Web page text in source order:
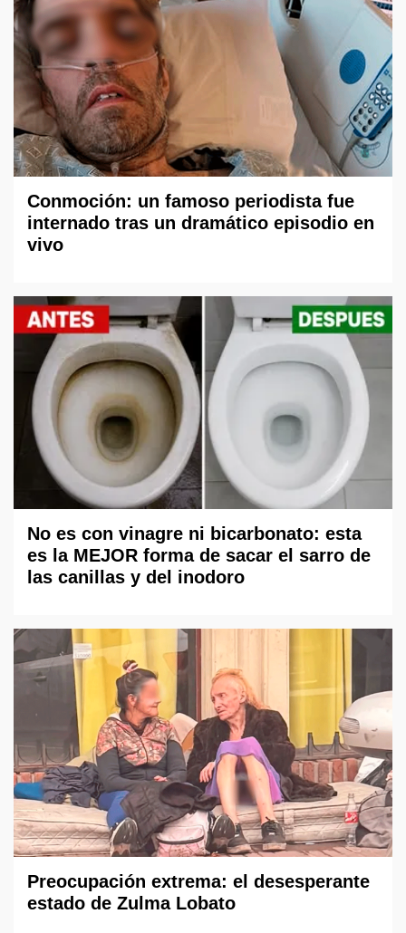
Conmoción: un famoso periodista fue
internado tras un dramático episodio en
vivo
No es con vinagre ni bicarbonato: esta
es la MEJOR forma de sacar el sarro de
las canillas y del inodoro
Preocupación extrema: el desesperante
estado de Zulma Lobato